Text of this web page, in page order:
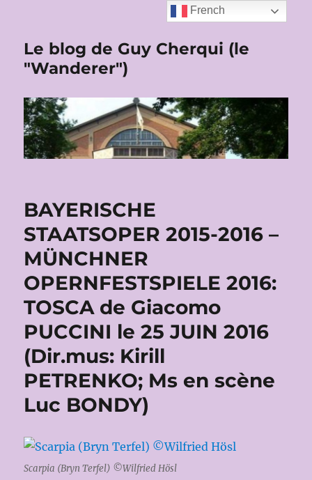
Le blog de Guy Cherqui (le
"Wanderer")
BAYERISCHE
STAATSOPER 2015-2016 –
MÜNCHNER
OPERNFESTSPIELE 2016:
TOSCA de Giacomo
PUCCINI le 25 JUIN 2016
(Dir.mus: Kirill
PETRENKO; Ms en scène
Luc BONDY)
Scarpia (Bryn Terfel) ©Wilfried Hösl
French